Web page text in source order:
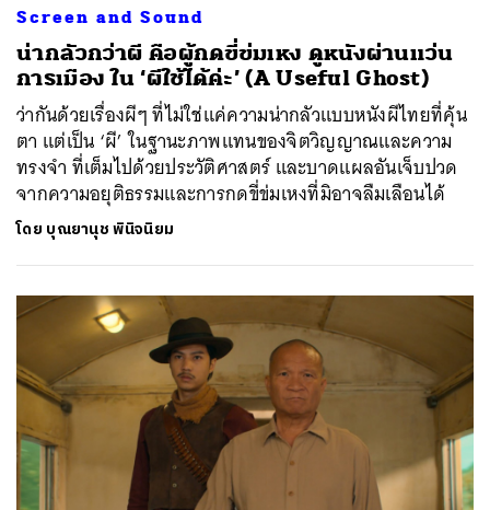
Screen and Sound
น่ากลัวกว่าผี คือผู้กดขี่ข่มเหง ดูหนังผ่านแว่น
การเมือง ใน ‘ผีใช้ได้ค่ะ’ (A Useful Ghost)
ว่ากันด้วยเรื่องผีๆ ที่ไม่ใช่แค่ความน่ากลัวแบบหนังผีไทยที่คุ้น
ตา แต่เป็น ‘ผี’ ในฐานะภาพแทนของจิตวิญญาณและความ
ทรงจำ ที่เต็มไปด้วยประวัติศาสตร์ และบาดแผลอันเจ็บปวด
จากความอยุติธรรมและการกดขี่ข่มเหงที่มิอาจลืมเลือนได้
โดย บุณยานุช พินิจนิยม